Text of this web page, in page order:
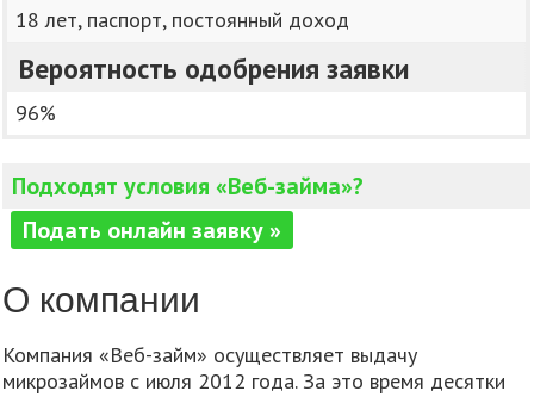
18 лет, паспорт, постоянный доход
Вероятность одобрения заявки
96%
Подходят условия «Веб-займа»?
Подать онлайн заявку »
О компании
Компания «Веб-займ» осуществляет выдачу
микрозаймов с июля 2012 года. За это время десятки